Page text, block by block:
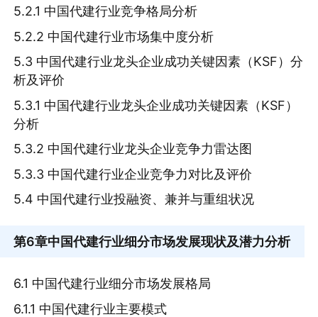
5.2.1 中国代建行业竞争格局分析
5.2.2 中国代建行业市场集中度分析
5.3 中国代建行业龙头企业成功关键因素（KSF）分
析及评价
5.3.1 中国代建行业龙头企业成功关键因素（KSF）
分析
5.3.2 中国代建行业龙头企业竞争力雷达图
5.3.3 中国代建行业企业竞争力对比及评价
5.4 中国代建行业投融资、兼并与重组状况
第6章中国代建行业细分市场发展现状及潜力分析
6.1 中国代建行业细分市场发展格局
6.1.1 中国代建行业主要模式